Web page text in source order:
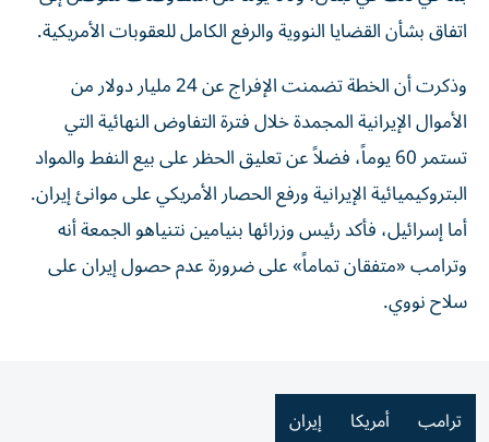
اتفاق بشأن القضايا النووية والرفع الكامل للعقوبات الأمريكية.
وذكرت أن الخطة تضمنت الإفراج عن 24 مليار دولار من
الأموال الإيرانية المجمدة خلال فترة التفاوض النهائية التي
تستمر 60 يوماً، فضلاً عن تعليق الحظر على بيع النفط والمواد
البتروكيميائية الإيرانية ورفع الحصار الأمريكي على موانئ إيران.
أما إسرائيل، فأكد رئيس وزرائها بنيامين نتنياهو الجمعة أنه
وترامب «متفقان تماماً» على ضرورة عدم حصول إيران على
سلاح نووي.
ترامب أمريكا إيران